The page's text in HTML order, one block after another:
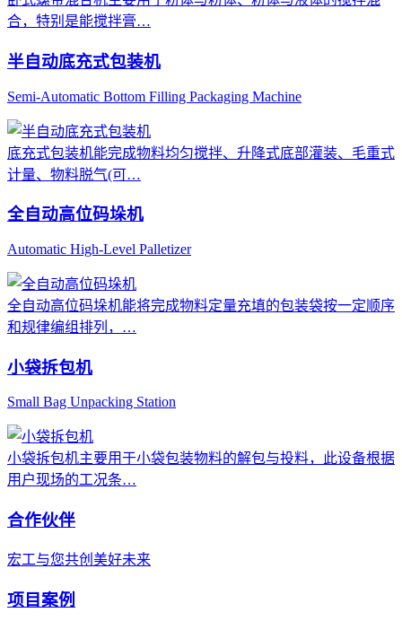
合，特别是能搅拌膏…
半自动底充式包装机
Semi-Automatic Bottom Filling Packaging Machine
底充式包装机能完成物料均匀搅拌、升降式底部灌装、毛重式
计量、物料脱气(可…
全自动高位码垛机
Automatic High-Level Palletizer
全自动高位码垛机能将完成物料定量充填的包装袋按一定顺序
和规律编组排列，…
小袋拆包机
Small Bag Unpacking Station
小袋拆包机主要用于小袋包装物料的解包与投料，此设备根据
用户现场的工况条…
合作伙伴
宏工与您共创美好未来
项目案例